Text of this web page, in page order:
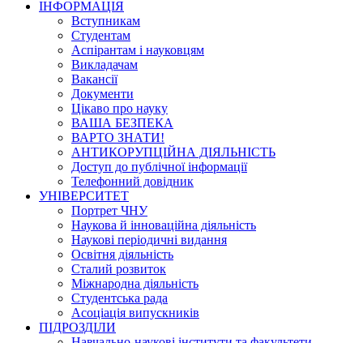
ІНФОРМАЦІЯ
Вступникам
Студентам
Аспірантам і науковцям
Викладачам
Вакансії
Документи
Цікаво про науку
ВАША БЕЗПЕКА
ВАРТО ЗНАТИ!
АНТИКОРУПЦІЙНА ДІЯЛЬНІСТЬ
Доступ до публічної інформації
Телефонний довідник
УНІВЕРСИТЕТ
Портрет ЧНУ
Наукова й інноваційна діяльність
Наукові періодичні видання
Освітня діяльність
Сталий розвиток
Міжнародна діяльність
Студентська рада
Асоціація випускників
ПІДРОЗДІЛИ